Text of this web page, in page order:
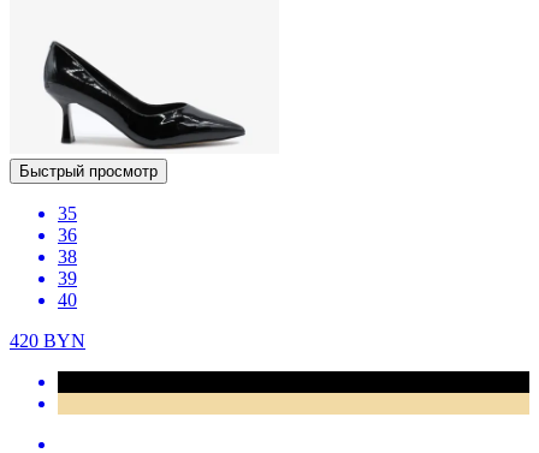
Быстрый просмотр
35
36
38
39
40
420 BYN